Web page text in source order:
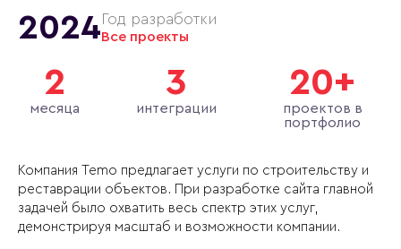
2024 Год разработки
Все проекты
2
месяца
3
интеграции
20+
проектов в
портфолио
Компания Temo предлагает услуги по строительству и
реставрации объектов. При разработке сайта главной
задачей было охватить весь спектр этих услуг,
демонстрируя масштаб и возможности компании.